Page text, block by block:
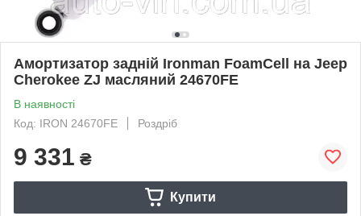
Амортизатор задній Ironman FoamCell на Jeep
Cherokee ZJ масляний 24670FE
В наявності
Код: IRON 24670FE
Роздріб
9 331 ₴
Купити